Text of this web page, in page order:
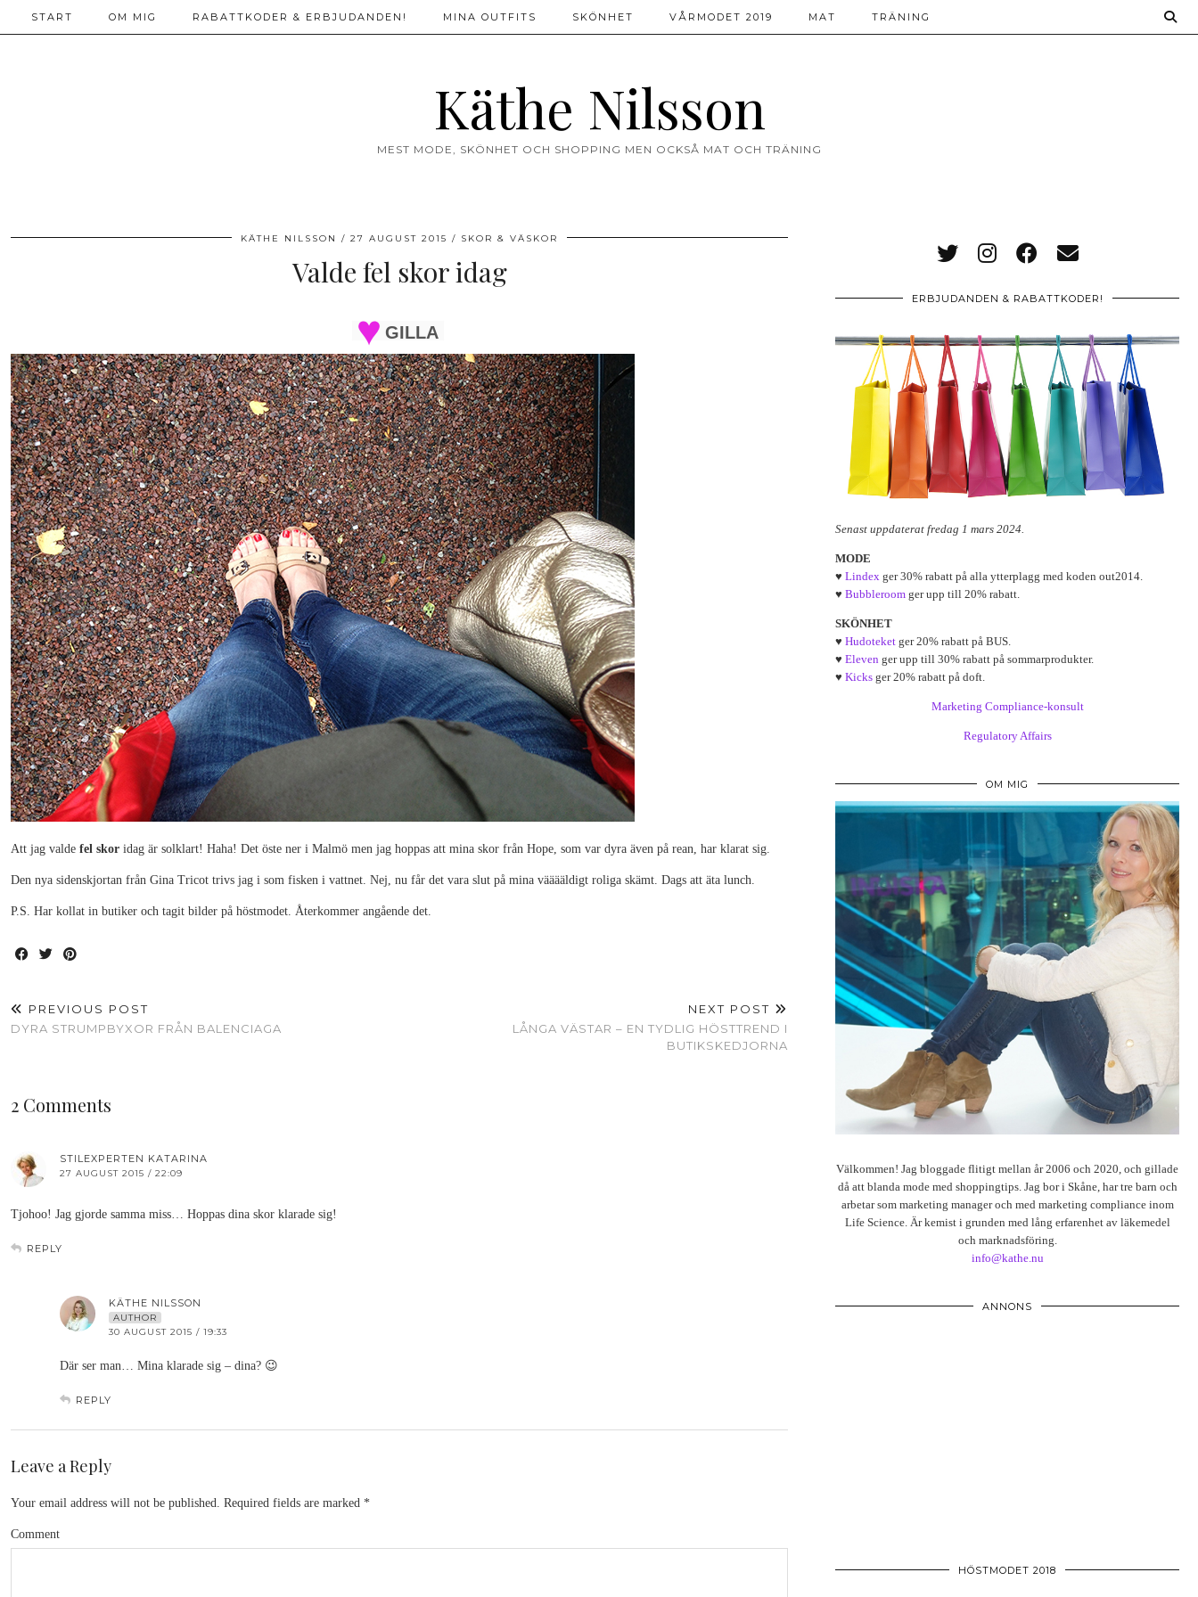
Käthe Nilsson
MEST MODE, SKÖNHET OCH SHOPPING MEN OCKSÅ MAT OCH TRÄNING
START OM MIG RABATTKODER & ERBJUDANDEN! MINA OUTFITS SKÖNHET VÅRMODET 2019 MAT TRÄNING
KÄTHE NILSSON 27 AUGUST 2015 SKOR & VÄSKOR
Valde fel skor idag
GILLA
Att jag valde fel skor idag är solklart! Haha! Det öste ner i Malmö men jag hoppas att mina skor från Hope, som var dyra även på rean, har klarat sig.
Den nya sidenskjortan från Gina Tricot trivs jag i som fisken i vattnet. Nej, nu får det vara slut på mina vääääldigt roliga skämt. Dags att äta lunch.
P.S. Har kollat in butiker och tagit bilder på höstmodet. Återkommer angående det.
PREVIOUS POST
DYRA STRUMPBYXOR FRÅN BALENCIAGA
NEXT POST
LÅNGA VÄSTAR – EN TYDLIG HÖSTTREND I
BUTIKSKEDJORNA
2 Comments
STILEXPERTEN KATARINA
27 AUGUST 2015 / 22:09
Tjohoo! Jag gjorde samma miss… Hoppas dina skor klarade sig!
REPLY
KÄTHE NILSSON
AUTHOR
30 AUGUST 2015 / 19:33
Där ser man… Mina klarade sig – dina? 😉
REPLY
Leave a Reply
Your email address will not be published. Required fields are marked *
Comment
ERBJUDANDEN & RABATTKODER!
Senast uppdaterat fredag 1 mars 2024.
MODE
♥ Lindex ger 30% rabatt på alla ytterplagg med koden out2014.
♥ Bubbleroom ger upp till 20% rabatt.
SKÖNHET
♥ Hudoteket ger 20% rabatt på BUS.
♥ Eleven ger upp till 30% rabatt på sommarprodukter.
♥ Kicks ger 20% rabatt på doft.
Marketing Compliance-konsult
Regulatory Affairs
OM MIG
Välkommen! Jag bloggade flitigt mellan år 2006 och 2020, och gillade
då att blanda mode med shoppingtips. Jag bor i Skåne, har tre barn och
arbetar som marketing manager och med marketing compliance inom
Life Science. Är kemist i grunden med lång erfarenhet av läkemedel
och marknadsföring.
info@kathe.nu
ANNONS
HÖSTMODET 2018